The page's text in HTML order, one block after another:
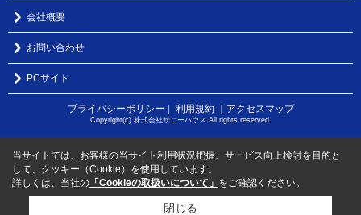
会社概要
お問い合わせ
PCサイト
プライバシーポリシー ｜ 利用規約 ｜アクセスマップ
Copyright(c) 株式会社サニーハウス All rights reserved.
当サイトでは、お客様の当サイト利用状況把握、サービス向上検討を目的と
して、クッキー（Cookie）を使用しています。
詳しくは、当社の 「Cookieの取扱いについて」 をご確認ください。
閉じる